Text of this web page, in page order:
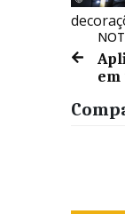
em